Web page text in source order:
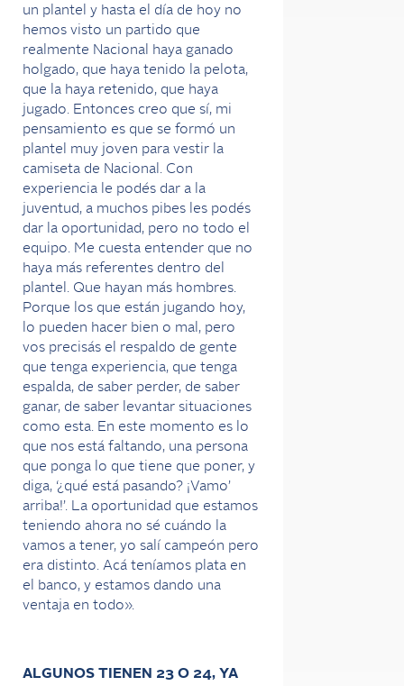
un plantel y hasta el día de hoy no
hemos visto un partido que
realmente Nacional haya ganado
holgado, que haya tenido la pelota,
que la haya retenido, que haya
jugado. Entonces creo que sí, mi
pensamiento es que se formó un
plantel muy joven para vestir la
camiseta de Nacional. Con
experiencia le podés dar a la
juventud, a muchos pibes les podés
dar la oportunidad, pero no todo el
equipo. Me cuesta entender que no
haya más referentes dentro del
plantel. Que hayan más hombres.
Porque los que están jugando hoy,
lo pueden hacer bien o mal, pero
vos precisás el respaldo de gente
que tenga experiencia, que tenga
espalda, de saber perder, de saber
ganar, de saber levantar situaciones
como esta. En este momento es lo
que nos está faltando, una persona
que ponga lo que tiene que poner, y
diga, ‘¿qué está pasando? ¡Vamo’
arriba!’. La oportunidad que estamos
teniendo ahora no sé cuándo la
vamos a tener, yo salí campeón pero
era distinto. Acá teníamos plata en
el banco, y estamos dando una
ventaja en todo».
ALGUNOS TIENEN 23 O 24, YA